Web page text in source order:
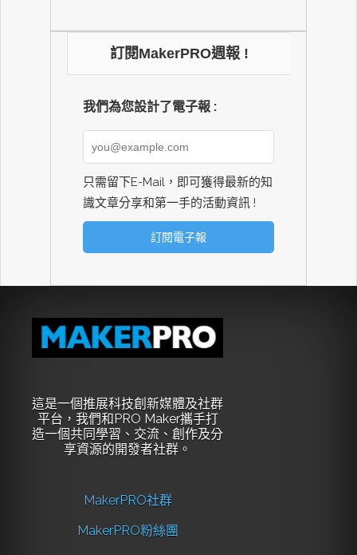
訂閱MakerPRO週報 !
我們為您設計了電子報 :
只需留下E-Mail，即可獲得最新的知
識文章分享和第一手的活動資訊 !
這是一個推展科技創新媒體及社群
平台，我們和PRO Maker攜手打
造一個共同學習、交流、創作及分
享資源的開發者社群。
MakerPRO社群
MakerPRO粉絲團